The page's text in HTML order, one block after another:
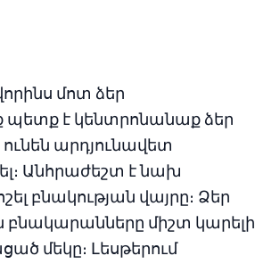
մոտ ձեր
պետք է կենտրոնանաք ձեր
արդյունավետ
Անհրաժեշտ է նախ
բնակության վայրը։ Ձեր
միշտ կարելի
մեկը։ Լեսթերում